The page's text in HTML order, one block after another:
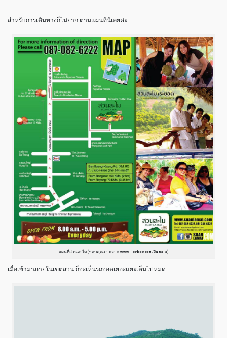
สำหรับการเดินทางก็ไม่ยาก ตามแผนที่นี่เลยค่ะ
แผนที่สวนละไม (ขอบคุณภาพจาก www.facebook.com/Suanlamai)
เมื่อเข้ามาภายในเขตสวน ก็จะเห็นรถจอดเยอะแยะเต็มไปหมด